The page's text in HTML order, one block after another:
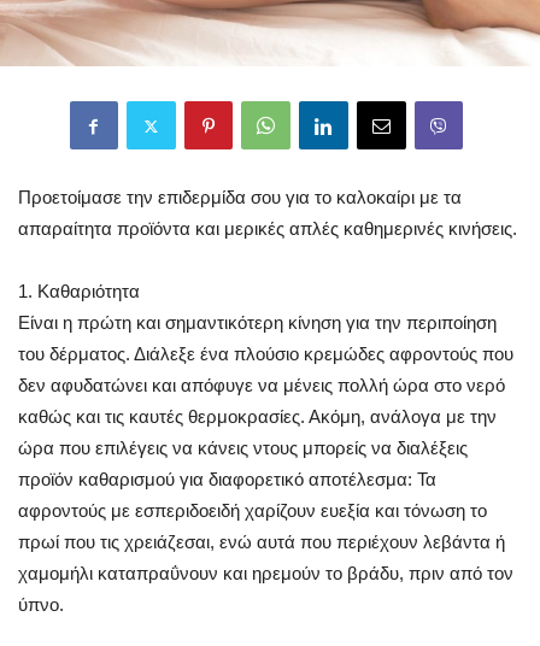
Προετοίμασε την επιδερμίδα σου για το καλοκαίρι με τα
απαραίτητα προϊόντα και μερικές απλές καθημερινές κινήσεις.
1. Καθαριότητα
Είναι η πρώτη και σημαντικότερη κίνηση για την περιποίηση
του δέρματος. Διάλεξε ένα πλούσιο κρεμώδες αφροντούς που
δεν αφυδατώνει και απόφυγε να μένεις πολλή ώρα στο νερό
καθώς και τις καυτές θερμοκρασίες. Ακόμη, ανάλογα με την
ώρα που επιλέγεις να κάνεις ντους μπορείς να διαλέξεις
προϊόν καθαρισμού για διαφορετικό αποτέλεσμα: Τα
αφροντούς με εσπεριδοειδή χαρίζουν ευεξία και τόνωση το
πρωί που τις χρειάζεσαι, ενώ αυτά που περιέχουν λεβάντα ή
χαμομήλι καταπραΰνουν και ηρεμούν το βράδυ, πριν από τον
ύπνο.